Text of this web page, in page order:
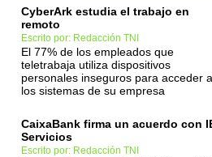
CyberArk estudia el trabajo en
remoto
Escrito por: Redacción TNI
El 77% de los empleados que
teletrabaja utiliza dispositivos
personales inseguros para acceder a
los sistemas de su empresa
CaixaBank firma un acuerdo con
Servicios
Escrito por: Redacción TNI